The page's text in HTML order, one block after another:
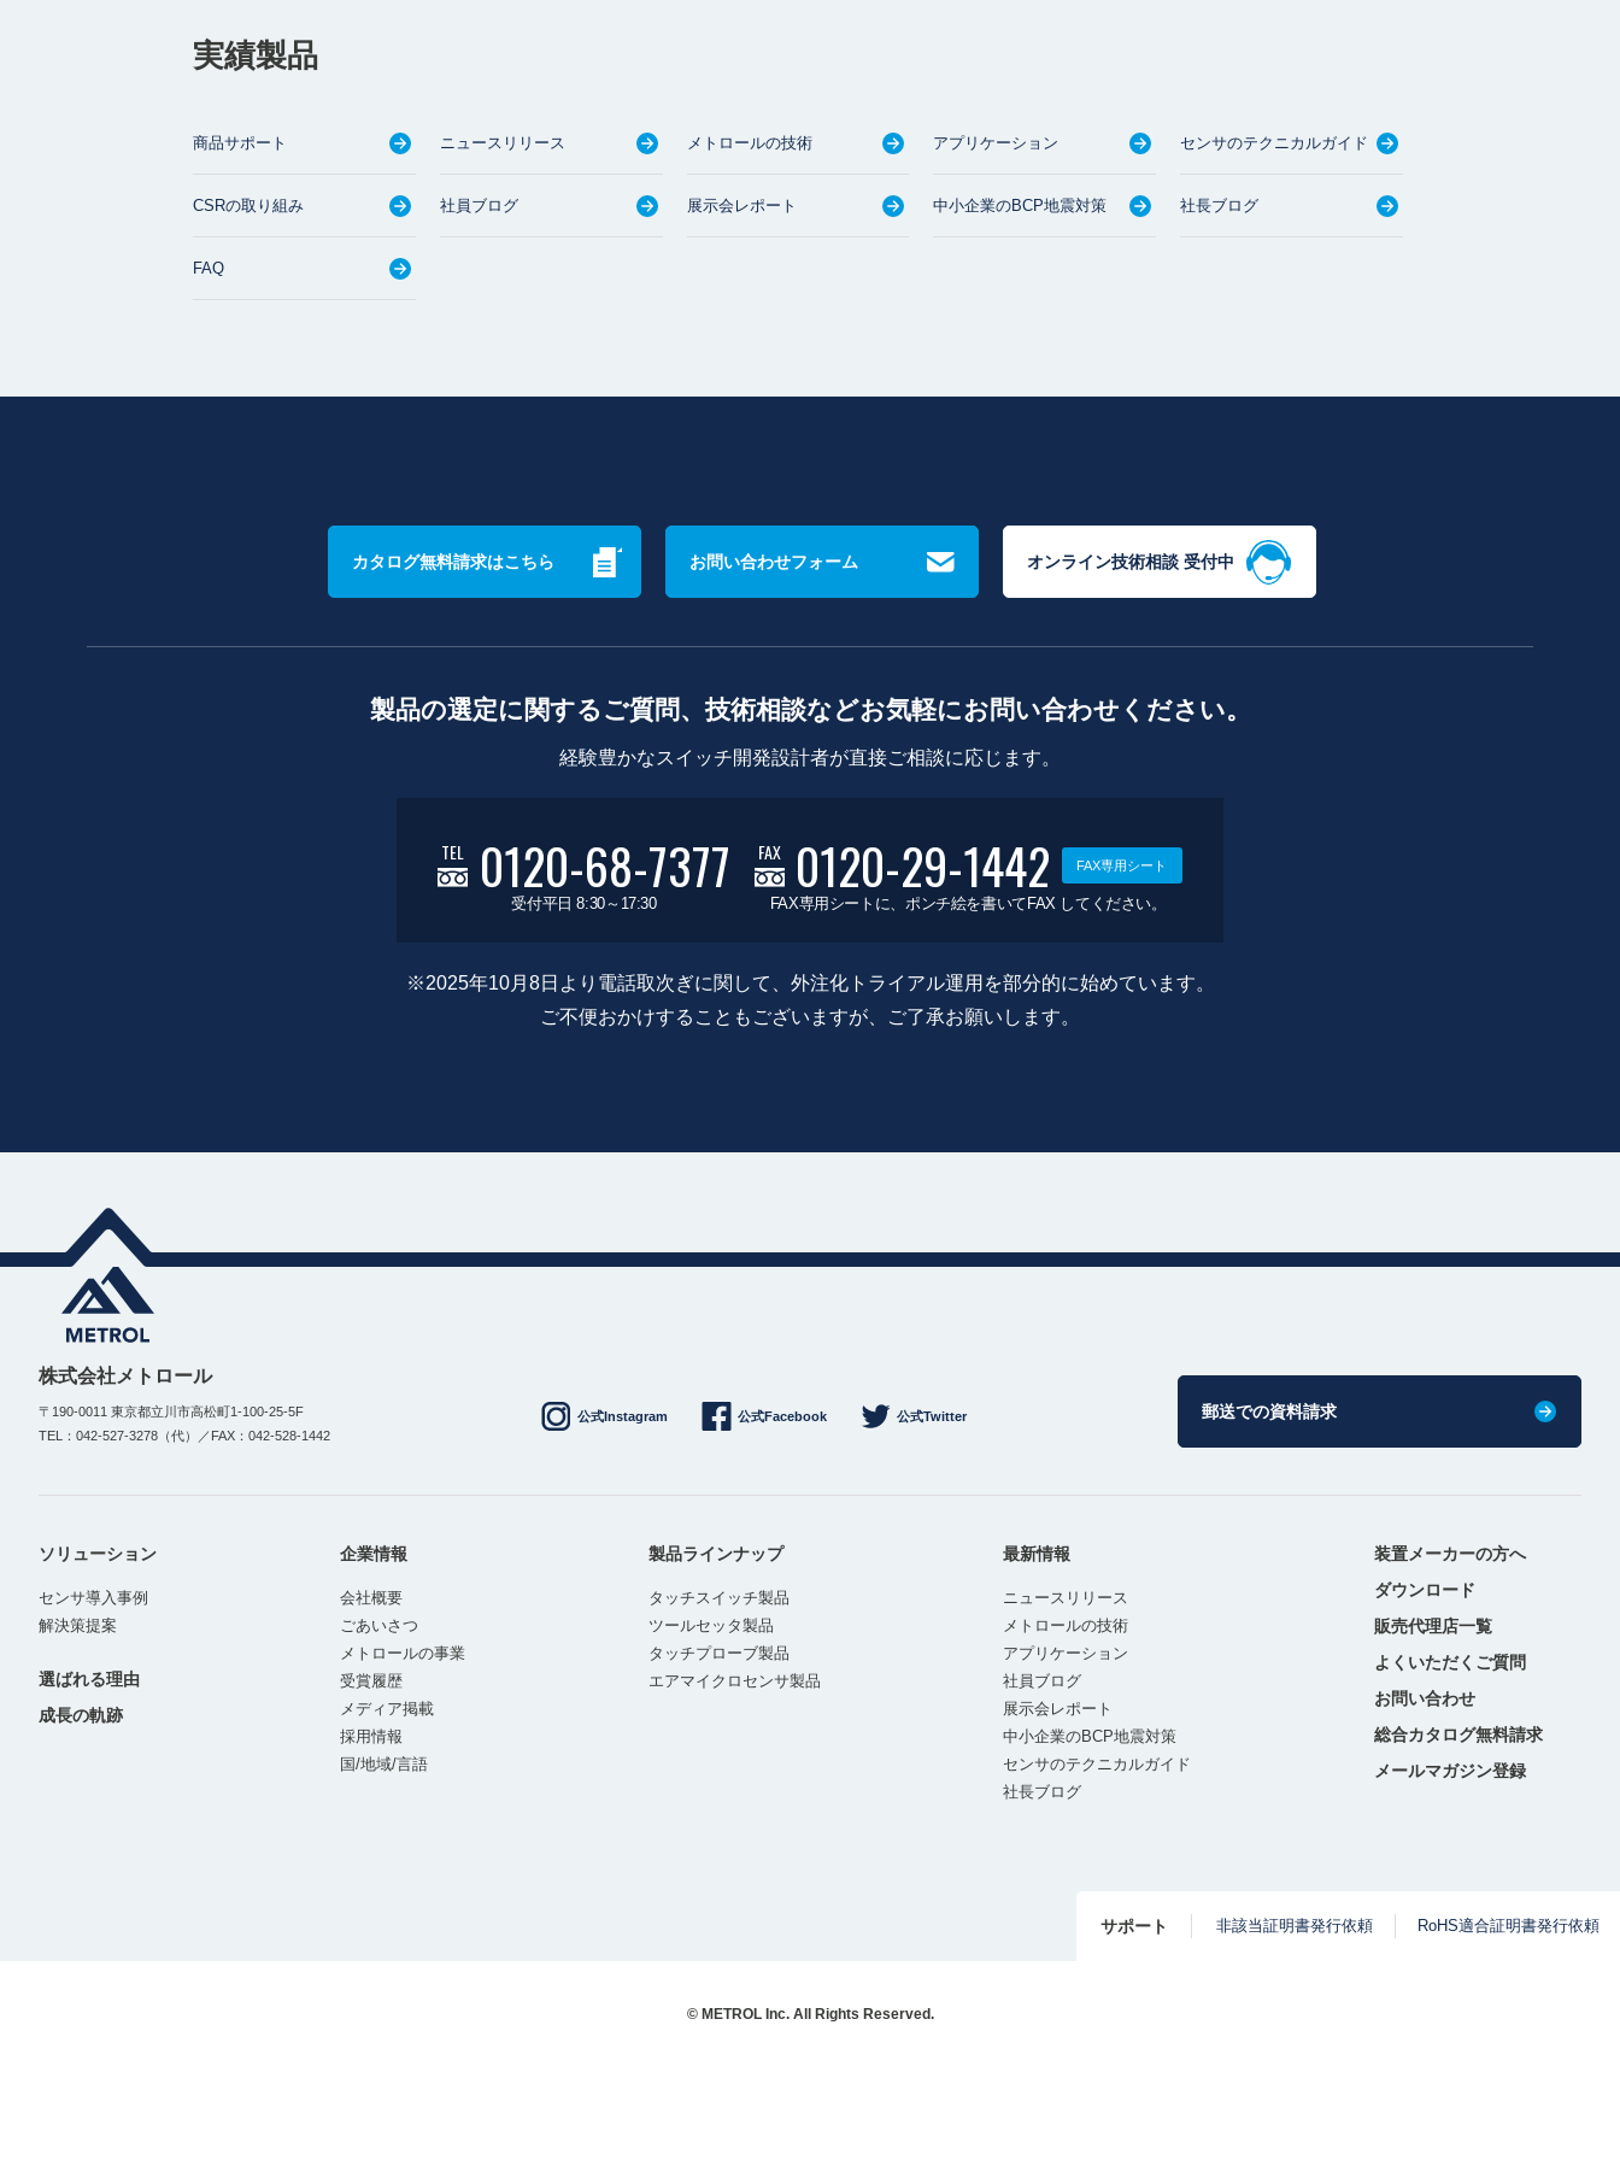
実績製品
商品サポート ニュースリリース メトロールの技術 アプリケーション センサのテクニカルガイド
CSRの取り組み 社員ブログ 展示会レポート 中小企業のBCP地震対策 社長ブログ
FAQ
カタログ無料請求はこちら お問い合わせフォーム オンライン技術相談 受付中
製品の選定に関するご質問、技術相談などお気軽にお問い合わせください。
経験豊かなスイッチ開発設計者が直接ご相談に応じます。
TEL 0120-68-7377
受付平日 8:30～17:30
FAX 0120-29-1442 FAX専用シート
FAX専用シートに、ポンチ絵を書いてFAX してください。
※2025年10月8日より電話取次ぎに関して、外注化トライアル運用を部分的に始めています。
ご不便おかけすることもございますが、ご了承お願いします。
株式会社メトロール
〒190-0011 東京都立川市高松町1-100-25-5F
TEL：042-527-3278（代）／FAX：042-528-1442
公式Instagram 公式Facebook 公式Twitter 郵送での資料請求
ソリューション
センサ導入事例
解決策提案
選ばれる理由
成長の軌跡
企業情報
会社概要
ごあいさつ
メトロールの事業
受賞履歴
メディア掲載
採用情報
国/地域/言語
製品ラインナップ
タッチスイッチ製品
ツールセッタ製品
タッチプローブ製品
エアマイクロセンサ製品
最新情報
ニュースリリース
メトロールの技術
アプリケーション
社員ブログ
展示会レポート
中小企業のBCP地震対策
センサのテクニカルガイド
社長ブログ
装置メーカーの方へ
ダウンロード
販売代理店一覧
よくいただくご質問
お問い合わせ
総合カタログ無料請求
メールマガジン登録
サポート 非該当証明書発行依頼 RoHS適合証明書発行依頼
© METROL Inc. All Rights Reserved.